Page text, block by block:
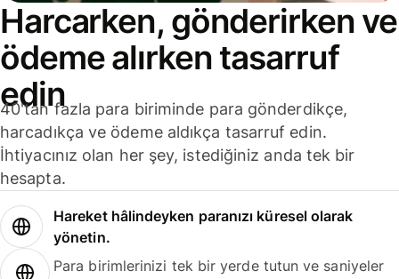
Harcarken, gönderirken ve
ödeme alırken tasarruf
edin
40'tan fazla para biriminde para gönderdikçe,
harcadıkça ve ödeme aldıkça tasarruf edin.
İhtiyacınız olan her şey, istediğiniz anda tek bir
hesapta.
Hareket hâlindeyken paranızı küresel olarak
yönetin.
Para birimlerinizi tek bir yerde tutun ve saniyeler